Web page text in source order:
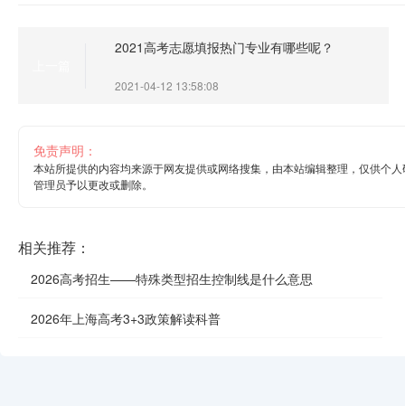
2021高考志愿填报热门专业有哪些呢？
2021-04-12 13:58:08
免责声明：
本站所提供的内容均来源于网友提供或网络搜集，由本站编辑整理，仅供个
管理员予以更改或删除。
相关推荐：
2026高考招生——特殊类型招生控制线是什么意思
2026年上海高考3+3政策解读科普